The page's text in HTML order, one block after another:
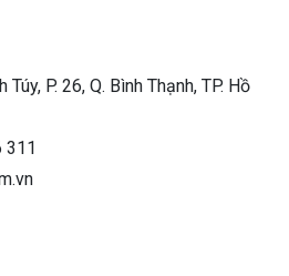
P. 26, Q. Bình Thạnh, TP. Hồ
311